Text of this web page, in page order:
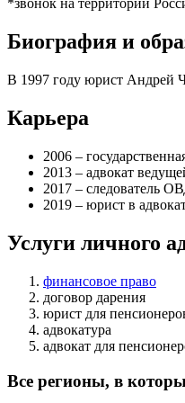
*звонок на территории
Биография и
В 1997 году юрист Андрей
Карьера
2006 –
2013 – адвокат
2017 – следователь
2019 – юрист в
Услуги личного
финансовое право
договор дарения
юрист для
адвокатура
адвокат для
Все регионы, в